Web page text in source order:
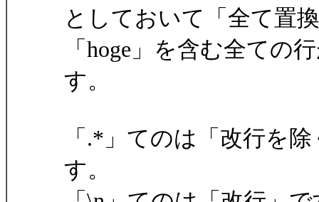
としておいて「全て置
「hoge」を含む全ての
す。
「.*」てのは「改行を
す。